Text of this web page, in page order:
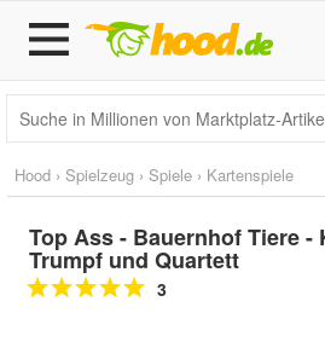
Hood › Spielzeug › Spiele › Kartenspiele
Top Ass - Bauernhof Tiere -
Trumpf und Quartett
3